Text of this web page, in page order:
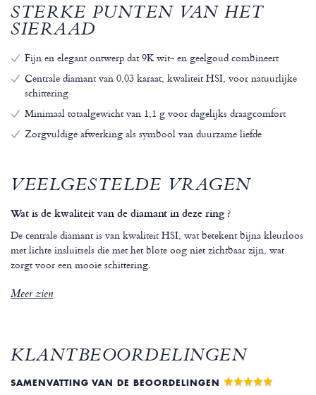
STERKE PUNTEN VAN HET
SIERAAD
Fijn en elegant ontwerp dat 9K wit- en geelgoud combineert
Centrale diamant van 0,03 karaat, kwaliteit HSI, voor natuurlijke
schittering
Minimaal totaalgewicht van 1,1 g voor dagelijks draagcomfort
Zorgvuldige afwerking als symbool van duurzame liefde
VEELGESTELDE VRAGEN
Wat is de kwaliteit van de diamant in deze ring ?
De centrale diamant is van kwaliteit HSI, wat betekent bijna kleurloos
met lichte insluitsels die met het blote oog niet zichtbaar zijn, wat
zorgt voor een mooie schittering.
Meer zien
KLANTBEOORDELINGEN
SAMENVATTING VAN DE BEOORDELINGEN